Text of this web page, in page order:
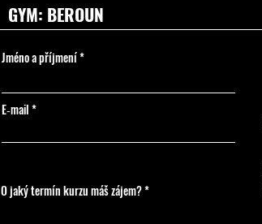
GYM: BEROUN
Jméno a příjmení
E‑mail
O jaký termín kurzu máš zájem?